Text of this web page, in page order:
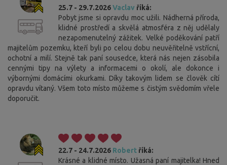
25.7 - 29.7.2026Vaclav říká:
Pobyt jsme si opravdu moc užili. Nádherná příroda,
klidné prostředí a skvělá atmosféra z něj udělaly
nezapomenutelný zážitek. Velké poděkování patří
majitelům pozemku, kteří byli po celou dobu neuvěřitelně vstřícní,
ochotní a milí. Stejně tak paní sousedce, která nás nejen zásobila
cennými tipy na výlety a informacemi o okolí, ale dokonce i
výbornými domácími okurkami. Díky takovým lidem se člověk cítí
opravdu vítaný. Všem toto místo můžeme s čistým svědomím vřele
doporučit.
22.7 - 24.7.2026 Robert říká:
Krásné a klidné místo. Užasná paní majitelka! Hned